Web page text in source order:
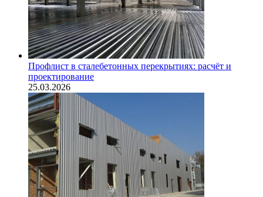
Профлист в сталебетонных перекрытиях: расчёт и
проектирование
25.03.2026